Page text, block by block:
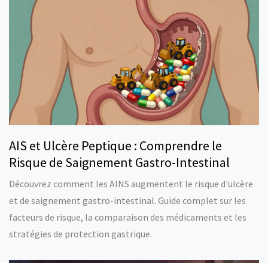
AIS et Ulcère Peptique : Comprendre le
Risque de Saignement Gastro-Intestinal
Découvrez comment les AINS augmentent le risque d'ulcère
et de saignement gastro-intestinal. Guide complet sur les
facteurs de risque, la comparaison des médicaments et les
stratégies de protection gastrique.